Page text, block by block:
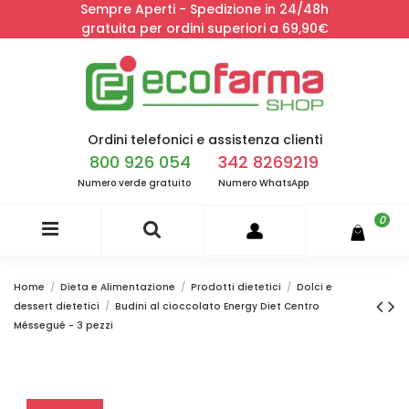
Sempre Aperti - Spedizione in 24/48h
gratuita per ordini superiori a 69,90€
Ordini telefonici e assistenza clienti
800 926 054
Numero verde gratuito
342 8269219
Numero WhatsApp
0
Home Dieta e Alimentazione Prodotti dietetici
Dolci e
dessert dietetici
Budini al cioccolato Energy Diet Centro
Méssegué - 3 pezzi